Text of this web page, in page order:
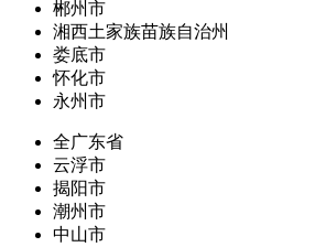
郴州市
湘西土家族苗族自治州
娄底市
怀化市
永州市
全广东省
云浮市
揭阳市
潮州市
中山市